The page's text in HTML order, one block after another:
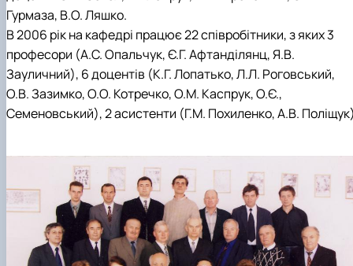
Гурмаза, В.О. Ляшко.
В 2006 рік на кафедрі працює 22 співробітники, з яких 3
професори (А.С. Опальчук, Є.Г. Афтанділянц, Я.В.
Зауличний), 6 доцентів (К.Г. Лопатько, Л.Л. Роговський,
О.В. Зазимко, О.О. Котречко, О.М. Каспрук, О.Є.,
Семеновський), 2 асистенти (Г.М. Похиленко, А.В.